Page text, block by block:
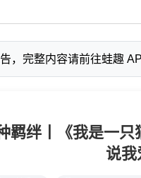
，完整内容请前往蛙趣
羁绊丨《我是一
说我